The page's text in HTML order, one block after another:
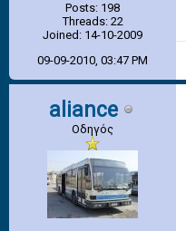
Posts: 198
Threads: 22
Joined: 14-10-2009
09-09-2010, 03:47 PM
aliance
Οδηγός